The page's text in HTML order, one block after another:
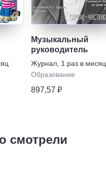
Музыкальный
руководитель
Журнал 1 раз в месяц
Образование
897,57 ₽
смотрели